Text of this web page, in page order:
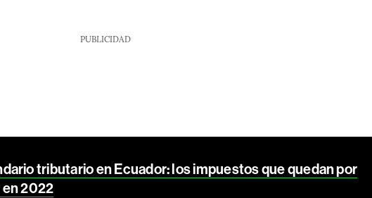
PUBLICIDAD
tributario en Ecuador: los impuestos que quedan por
en 2022